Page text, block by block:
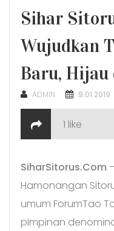
Sihar
Wujudkan
Baru, Hijau
ADMIN
POSTED
9.01.2019
1 like
SiharSitorus.Com
Hamonangan
umum ForumTao
pimpinan